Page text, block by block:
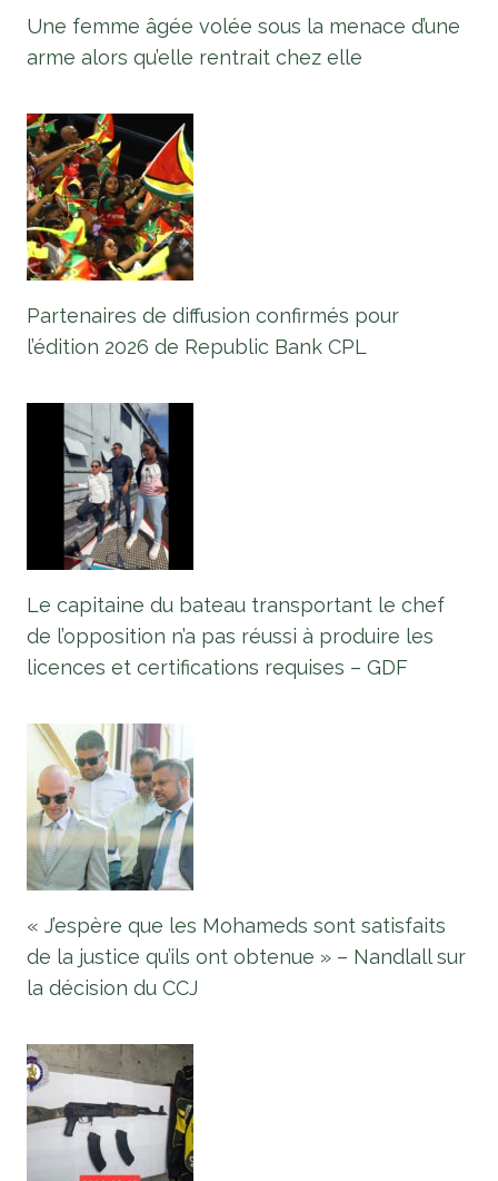
Une femme âgée volée sous la menace d’une
arme alors qu’elle rentrait chez elle
Partenaires de diffusion confirmés pour
l’édition 2026 de Republic Bank CPL
Le capitaine du bateau transportant le chef
de l’opposition n’a pas réussi à produire les
licences et certifications requises – GDF
« J’espère que les Mohameds sont satisfaits
de la justice qu’ils ont obtenue » – Nandlall sur
la décision du CCJ